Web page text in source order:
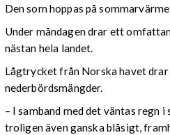
Den som hoppas på
Under måndagen drar ett
nästan hela landet.
Lågtrycket från Norska havet
nederbördsmängder.
– I samband med det väntas regn
troligen även ganska blåsigt,